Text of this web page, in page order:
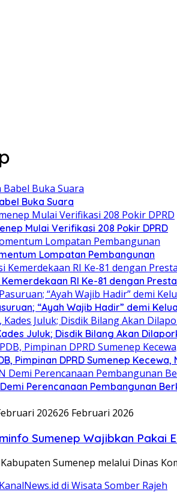
Buka Suara
Mulai Verifikasi 208 Pokir DPRD
Lompatan Pembangunan
RI Ke-81 dengan
“Ayah Wajib Hadir” demi
Juluk; Disdik Bilang Akan
Pimpinan DPRD Sumenep
Perencanaan Pembangunan
202626 Februari 2026
Sumenep Wajibkan Pakai
Sumenep melalui Dinas